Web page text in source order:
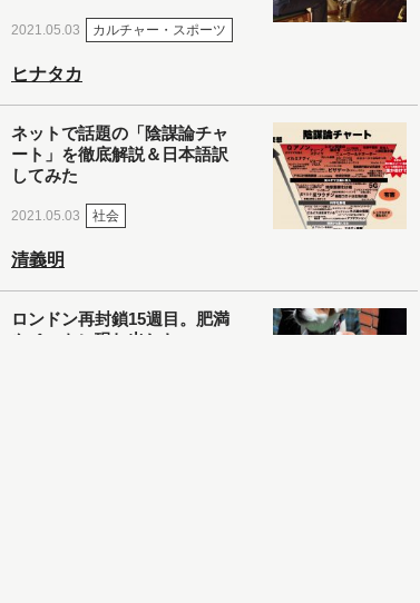
2021.05.03 カルチャー・スポーツ
ヒナタカ
ネットで話題の「陰謀論チャ
ート」を徹底解説＆日本語訳
してみた
2021.05.03 社会
清義明
ロンドン再封鎖15週目。肥満
やペットに現れ出したニュー